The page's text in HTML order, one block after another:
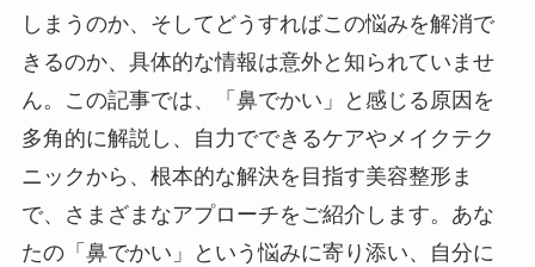
しまうのか、そしてどうすればこの悩みを解消で
きるのか、具体的な情報は意外と知られていませ
ん。この記事では、「鼻でかい」と感じる原因を
多角的に解説し、自力でできるケアやメイクテク
ニックから、根本的な解決を目指す美容整形ま
で、さまざまなアプローチをご紹介します。あな
たの「鼻でかい」という悩みに寄り添い、自分に